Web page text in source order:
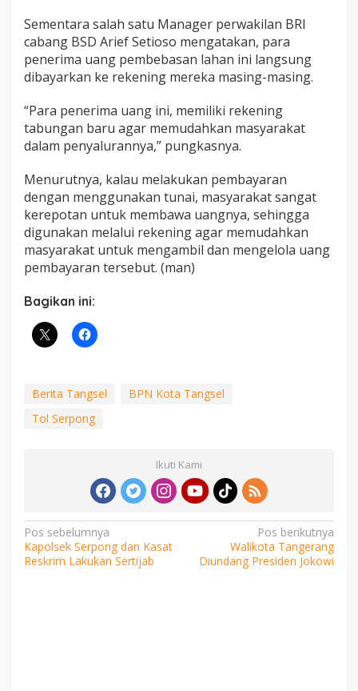
Sementara salah satu Manager perwakilan BRI
cabang BSD Arief Setioso mengatakan, para
penerima uang pembebasan lahan ini langsung
dibayarkan ke rekening mereka masing-masing.
“Para penerima uang ini, memiliki rekening
tabungan baru agar memudahkan masyarakat
dalam penyalurannya,” pungkasnya.
Menurutnya, kalau melakukan pembayaran
dengan menggunakan tunai, masyarakat sangat
kerepotan untuk membawa uangnya, sehingga
digunakan melalui rekening agar memudahkan
masyarakat untuk mengambil dan mengelola uang
pembayaran tersebut. (man)
Bagikan ini:
Berita Tangsel
BPN Kota Tangsel
Tol Serpong
Ikuti Kami
Navigasi
pos
Pos sebelumnya
Kapolsek Serpong dan Kasat
Reskrim Lakukan Sertijab
Pos berikutnya
Walikota Tangerang
Diundang Presiden Jokowi